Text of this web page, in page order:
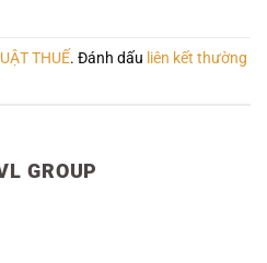
THUẾ. Đánh dấu liên kết thường
GROUP